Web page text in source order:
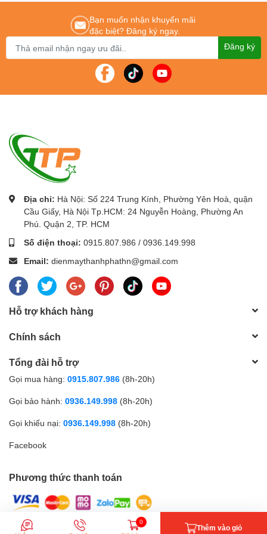
0243.765.8333/0915.807.986
Cung cấpmáy chiếu giá rẻchính hãng tốt nhất Hà Nội - tp Hồ Chí Minh.
Bạn muốn nhận khuyến mãi
đặc biệt? Đăng ký ngay.
Đăng ký
Địa chỉ: Hà Nội: Số 224 Trung Kính, Phường Yên Hoà, quận
Cầu Giấy, Hà Nội Tp.HCM: 24 Nguyễn Hoàng, Phường An
Phú. Quận 2, TP. HCM
Số điện thoại: 0915.807.986 / 0936.149.998
Email: dienmaythanhphathn@gmail.com
Hỗ trợ khách hàng
Chính sách
Tổng đài hỗ trợ
Gọi mua hàng: 0915.807.986 (8h-20h)
Gọi bảo hành: 0936.149.998 (8h-20h)
Gọi khiếu nại: 0936.149.998 (8h-20h)
Facebook
Phương thức thanh toán
0
Thêm vào giỏ